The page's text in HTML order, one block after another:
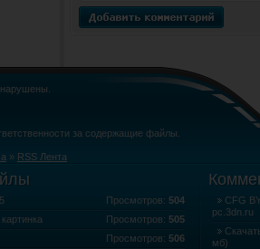
за содержащие файлы.
» RSS Лента
Просмотров: 504
Просмотров: 505
Просмотров: 506
CFG
pc.3dn.ru
мб)